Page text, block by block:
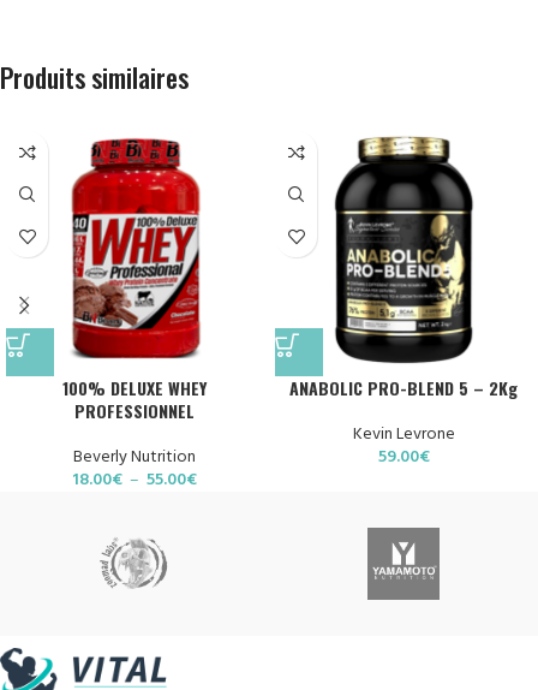
Produits similaires
100% DELUXE WHEY
PROFESSIONNEL
Beverly Nutrition
18.00€ – 55.00€
ANABOLIC PRO-BLEND 5 – 2Kg
Kevin Levrone
59.00€